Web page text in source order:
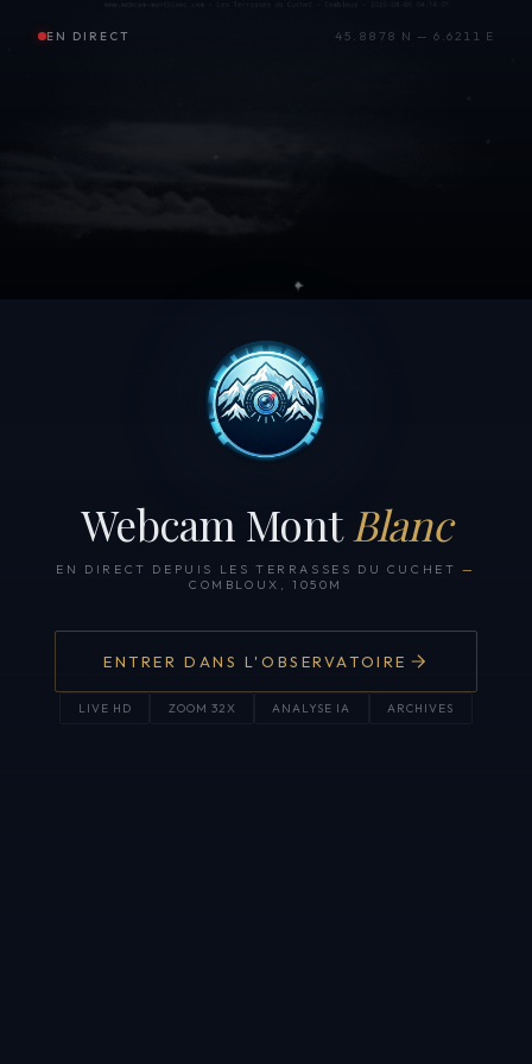
EN DIRECT 45.8878 N — 6.6211 E
Webcam Mont Blanc
EN DIRECT DEPUIS LES TERRASSES DU CUCHET —
COMBLOUX, 1050M
ENTRER DANS L'OBSERVATOIRE
LIVE HD ZOOM 32X ANALYSE IA ARCHIVES